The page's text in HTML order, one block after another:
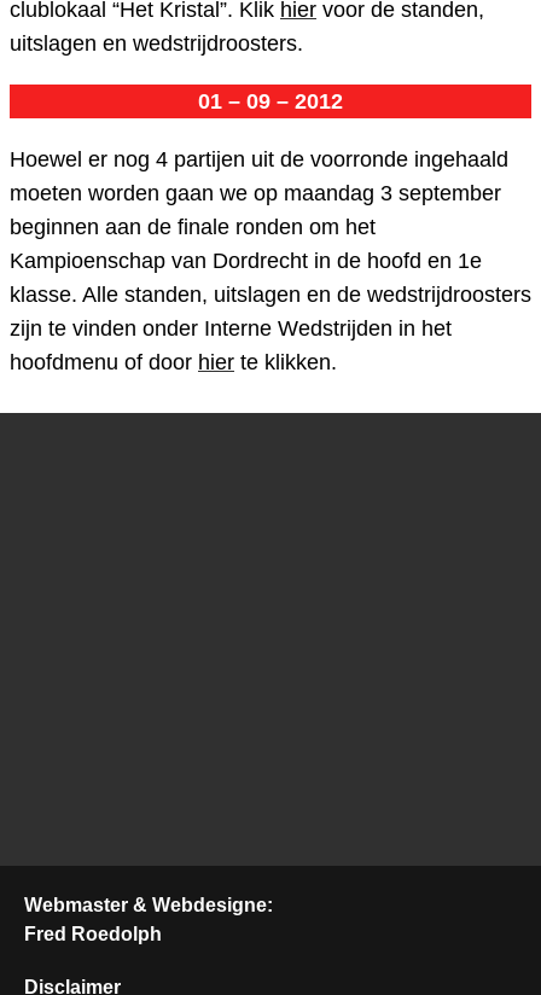
clublokaal “Het Kristal”. Klik hier voor de standen,
uitslagen en wedstrijdroosters.
01 – 09 – 2012
Hoewel er nog 4 partijen uit de voorronde ingehaald
moeten worden gaan we op maandag 3 september
beginnen aan de finale ronden om het
Kampioenschap van Dordrecht in de hoofd en 1e
klasse. Alle standen, uitslagen en de wedstrijdroosters
zijn te vinden onder Interne Wedstrijden in het
hoofdmenu of door hier te klikken.
Webmaster & Webdesigne:
Fred Roedolph
Disclaimer